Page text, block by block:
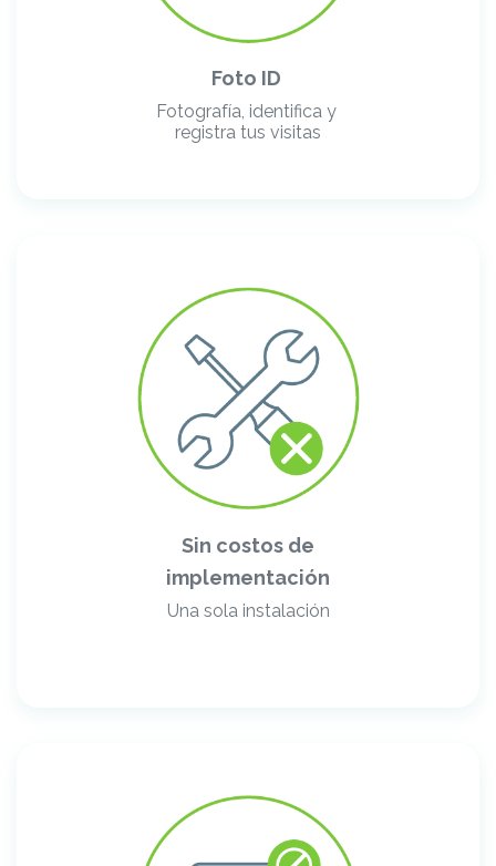
Foto ID
Fotografía, identifica y
registra tus visitas
Sin costos de
implementación
Una sola instalación